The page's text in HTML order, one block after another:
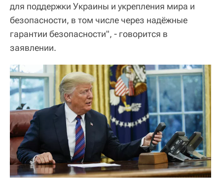
для поддержки Украины и укрепления мира и
безопасности, в том числе через надёжные
гарантии безопасности", - говорится в
заявлении.